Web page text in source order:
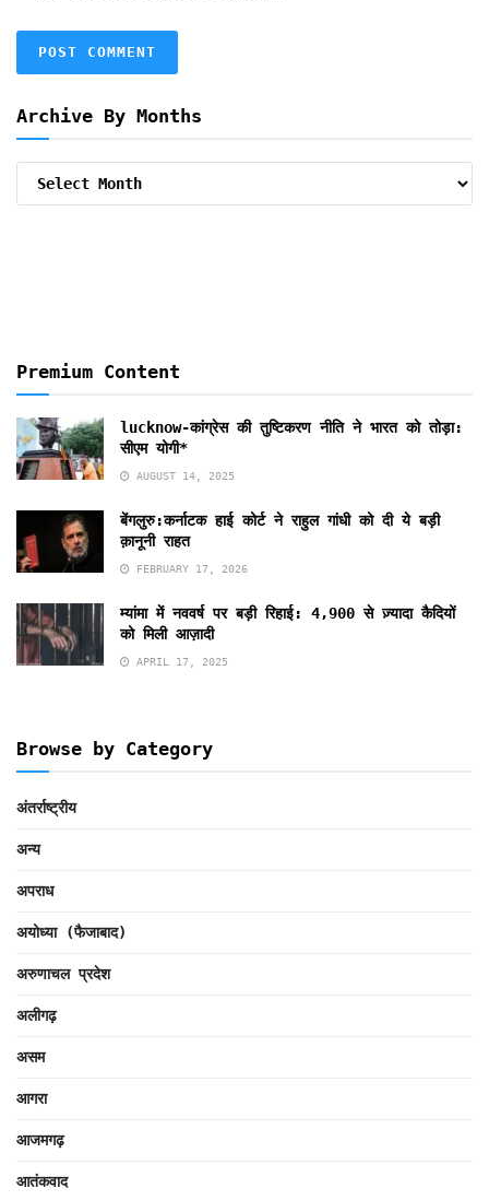
Archive By Months
Archive
Premium Content
lucknow-कांग्रेस की तुष्टिकरण नीति ने भारत को तोड़ा:
सीएम योगी*
AUGUST 14, 2025
बेंगलुरु:कर्नाटक हाई कोर्ट ने राहुल गांधी को दी ये बड़ी
क़ानूनी राहत
FEBRUARY 17, 2026
म्यांमा में नववर्ष पर बड़ी रिहाई: 4,900 से ज़्यादा कैदियों
को मिली आज़ादी
APRIL 17, 2025
Browse by Category
अंतर्राष्ट्रीय
अन्य
अपराध
अयोध्या (फैजाबाद)
अरुणाचल प्रदेश
अलीगढ़
असम
आगरा
आजमगढ़
आतंकवाद